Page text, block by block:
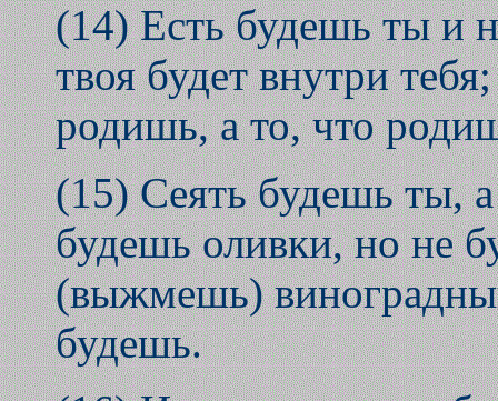
(14) Есть будешь ты и
твоя будет внутри
родишь, а то, что
(15) Сеять будешь ты,
будешь оливки, но не
(выжмешь)
будешь.